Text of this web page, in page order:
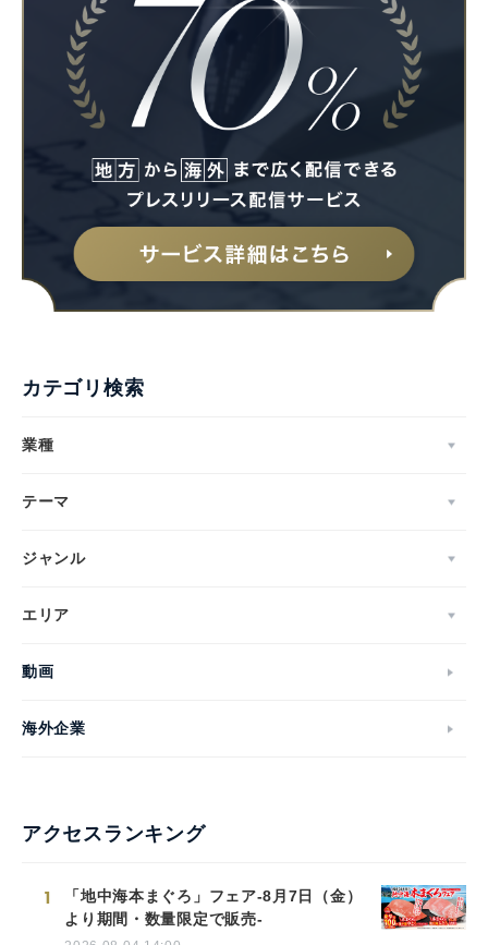
カテゴリ検索
業種
テーマ
ジャンル
エリア
動画
海外企業
アクセスランキング
1
「地中海本まぐろ」フェア-8月7日（金）
より期間・数量限定で販売-